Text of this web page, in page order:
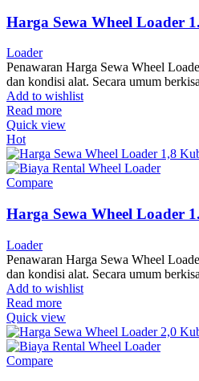
Harga Sewa Wheel Loader
Loader
Penawaran Harga Sewa Wheel
dan kondisi alat. Secara umum
Add to wishlist
Read more
Quick view
Hot
Compare
Harga Sewa Wheel Loader
Loader
Penawaran Harga Sewa Wheel
dan kondisi alat. Secara umum
Add to wishlist
Read more
Quick view
Compare